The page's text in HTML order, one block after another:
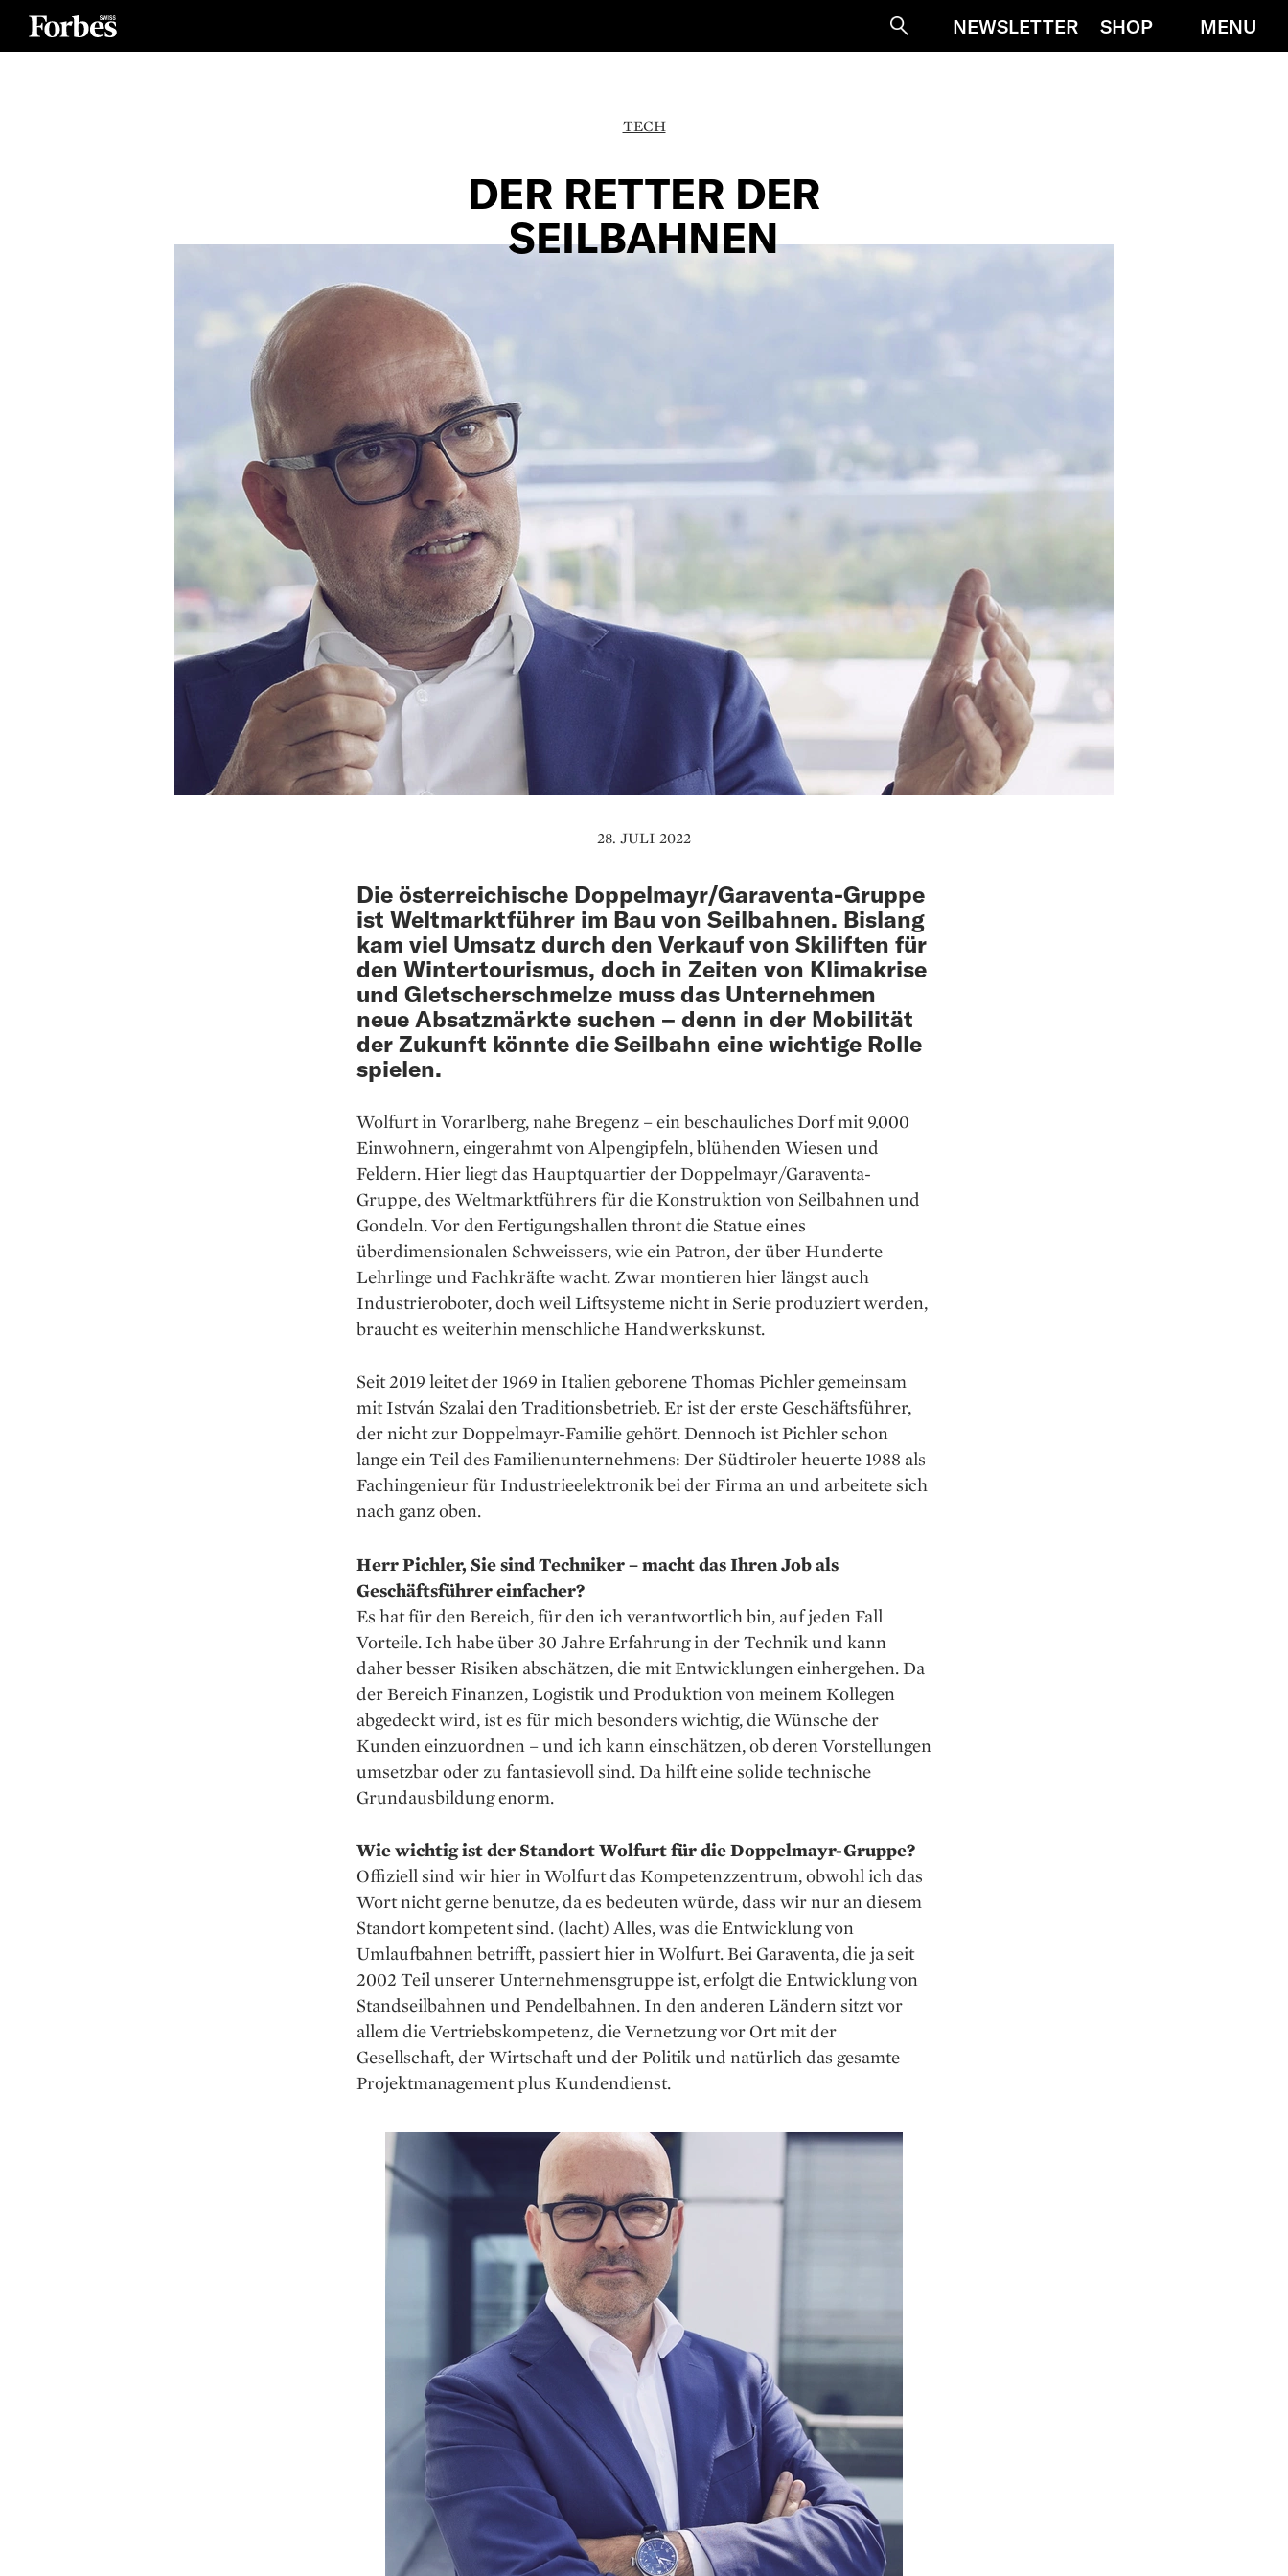
SucheNEWSLETTER SHOP MENU
TECH
DER RETTER DER
SEILBAHNEN
28. JULI 2022
Die österreichische Doppelmayr/Garaventa-Gruppe
ist Weltmarktführer im Bau von Seilbahnen. Bislang
kam viel Umsatz durch den Verkauf von Skiliften für
den Wintertourismus, doch in Zeiten von Klima­krise
und Gletscherschmelze muss das Unternehmen
neue Absatz­märkte suchen – denn in der Mobilität
der Zukunft könnte die Seilbahn eine wichtige Rolle
spielen.
Wolfurt in Vorarlberg, nahe Bregenz – ein beschauliches Dorf mit 9.000
Einwohnern, eingerahmt von Alpengipfeln, blühenden Wiesen und
Feldern. Hier liegt das Hauptquartier der Doppelmayr/Garaventa-
Gruppe, des Weltmarktführers für die Konstruktion von Seilbahnen und
Gondeln. Vor den Fertigungs­hallen thront die Statue eines
überdimensionalen Schweissers, wie ein Patron, der über Hunderte
Lehrlinge und Fachkräfte wacht. Zwar montieren hier längst auch
Industrieroboter, doch weil Liftsysteme nicht in Serie produziert werden,
braucht es weiterhin menschliche Handwerkskunst.
Seit 2019 leitet der 1969 in Italien geborene Thomas Pichler gemeinsam
mit István Szalai den Traditionsbetrieb. Er ist der erste Geschäfts­führer,
der nicht zur Doppelmayr-Familie gehört. Dennoch ist Pichler schon
lange ein Teil des Fa­milienunternehmens: Der Südtiroler heuerte 1988 als
Fachingenieur für Industrieelektronik bei der Firma an und arbeitete sich
nach ganz oben.
Herr Pichler, Sie sind Techniker – macht das Ihren Job als
Geschäftsführer einfacher?
Es hat für den Bereich, für den ich verantwortlich bin, auf jeden Fall
Vorteile. Ich habe über 30 Jahre Erfahrung in der Technik und kann
daher besser Risiken abschätzen, die mit Entwicklungen ein­hergehen. Da
der Bereich Finanzen, Logistik und Produktion von meinem Kollegen
abgedeckt wird, ist es für mich besonders wichtig, die Wünsche der
Kunden einzuordnen – und ich kann ein­schätzen, ob deren Vorstellungen
umsetzbar oder zu fantasievoll sind. Da hilft eine solide tech­nische
Grundausbildung enorm.
Wie wichtig ist der Standort Wolfurt für die Doppelmayr-Gruppe?
Offiziell sind wir hier in Wolfurt das Kompe­tenzzentrum, obwohl ich das
Wort nicht gerne benutze, da es bedeuten würde, dass wir nur an diesem
Standort kompetent sind. (lacht) Alles, was die Entwicklung von
Umlaufbahnen betrifft, passiert hier in Wolfurt. Bei Garaventa, die ja seit
2002 Teil unserer Unternehmensgruppe ist, erfolgt die Entwicklung von
Standseilbahnen und Pendelbahnen. In den anderen Ländern sitzt vor
allem die Vertriebskompetenz, die Vernetzung vor Ort mit der
Gesellschaft, der Wirtschaft und der Politik und natürlich das gesamte
Projekt­management plus Kundendienst.